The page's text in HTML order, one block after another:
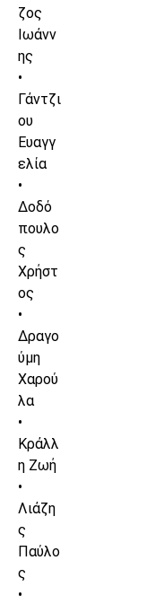
ζος
Ιωάνν
ης
•
Γάντζι
ου
Ευαγγ
ελία
•
Δοδό
πουλο
ς
Χρήστ
ος
•
Δραγο
ύμη
Χαρού
λα
•
Κράλλ
η Ζωή
•
Λιάζη
ς
Παύλο
ς
•